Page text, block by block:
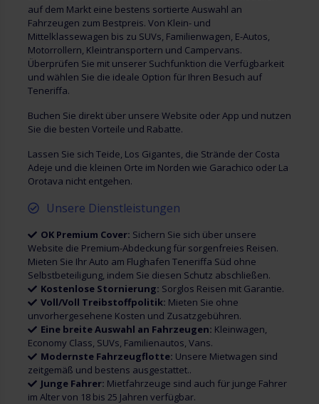
auf dem Markt eine bestens sortierte Auswahl an
Fahrzeugen zum Bestpreis. Von Klein- und
Mittelklassewagen bis zu SUVs, Familienwagen, E-Autos,
Motorrollern, Kleintransportern und Campervans.
Überprüfen Sie mit unserer Suchfunktion die Verfügbarkeit
und wählen Sie die ideale Option für Ihren Besuch auf
Teneriffa.
Buchen Sie direkt über unsere Website oder App und nutzen
Sie die besten Vorteile und Rabatte.
Lassen Sie sich Teide, Los Gigantes, die Strände der Costa
Adeje und die kleinen Orte im Norden wie Garachico oder La
Orotava nicht entgehen.
Unsere Dienstleistungen
OK Premium Cover: Sichern Sie sich über unsere
Website die Premium-Abdeckung für sorgenfreies Reisen.
Mieten Sie Ihr Auto am Flughafen Teneriffa Süd ohne
Selbstbeteiligung, indem Sie diesen Schutz abschließen.
Kostenlose Stornierung: Sorglos Reisen mit Garantie.
Voll/Voll Treibstoffpolitik: Mieten Sie ohne
unvorhergesehene Kosten und Zusatzgebühren.
Eine breite Auswahl an Fahrzeugen: Kleinwagen,
Economy Class, SUVs, Familienautos, Vans.
Modernste Fahrzeugflotte: Unsere Mietwagen sind
zeitgemäß und bestens ausgestattet..
Junge Fahrer: Mietfahrzeuge sind auch für junge Fahrer
im Alter von 18 bis 25 Jahren verfügbar.